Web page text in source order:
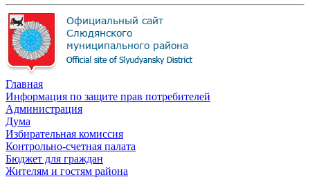
Главная
Информация по защите прав потребителей
Администрация
Дума
Избирательная комиссия
Контрольно-счетная палата
Бюджет для граждан
Жителям и гостям района